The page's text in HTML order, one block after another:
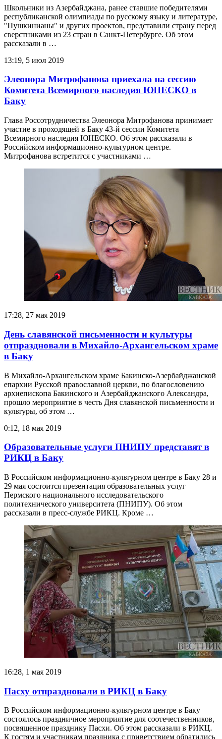
Школьники из Азербайджана, ранее ставшие победителями
республиканской олимпиады по русскому языку и литературе,
"Пушкинианы" и других проектов, представили страну перед
сверстниками из 23 стран в Санкт-Петербурге. Об этом
рассказали в …
13:19, 5 июл 2019
Элеонора Митрофанова приехала на сессию
Комитета Всемирного наследия ЮНЕСКО в
Баку
Глава Россотрудничества Элеонора Митрофанова принимает
участие в проходящей в Баку 43-й сессии Комитета
Всемирного наследия ЮНЕСКО. Об этом рассказали в
Российском информационно-культурном центре.
Митрофанова встретится с участниками …
17:28, 27 мая 2019
День славянской письменности и культуры
отпраздновали в Михайло-Архангельском храме
в Баку
В Михайло-Архангельском храме Бакинско-Азербайджанской
епархии Русской православной церкви, по благословению
архиепископа Бакинского и Азербайджанского Александра,
прошло мероприятие в честь Дня славянской письменности и
культуры, об этом …
0:12, 18 мая 2019
Образовательные услуги ПНИПУ представят в
РИКЦ в Баку
В Российском информационно-культурном центре в Баку 28 и
29 мая состоится презентация образовательных услуг
Пермского национального исследовательского
политехнического университета (ПНИПУ). Об этом
рассказали в пресс-службе РИКЦ. Кроме …
16:28, 1 мая 2019
Пасху отпраздновали в РИКЦ в Баку
В Российском информационно-культурном центре в Баку
состоялось праздничное мероприятие для соотечественников,
посвященное празднику Пасхи. Об этом рассказали в РИКЦ.
К гостям и участникам праздника с приветствием обратились